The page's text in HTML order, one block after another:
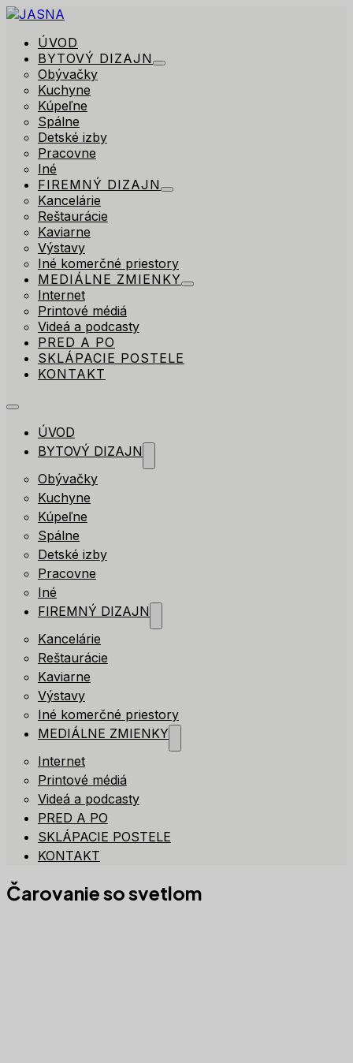
ÚVOD
BYTOVÝ DIZAJN
Obývačky
Kuchyne
Kúpeľne
Spálne
Detské izby
Pracovne
Iné
FIREMNÝ DIZAJN
Kancelárie
Reštaurácie
Kaviarne
Výstavy
Iné komerčné priestory
MEDIÁLNE ZMIENKY
Internet
Printové médiá
Videá a podcasty
PRED A PO
SKLÁPACIE POSTELE
KONTAKT
ÚVOD
BYTOVÝ DIZAJN
Obývačky
Kuchyne
Kúpeľne
Spálne
Detské izby
Pracovne
Iné
FIREMNÝ DIZAJN
Kancelárie
Reštaurácie
Kaviarne
Výstavy
Iné komerčné priestory
MEDIÁLNE ZMIENKY
Internet
Printové médiá
Videá a podcasty
PRED A PO
SKLÁPACIE POSTELE
KONTAKT
Čarovanie so svetlom